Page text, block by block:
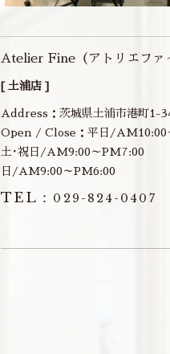
Atelier Fine（アトリエファ
[ 土浦店 ]
Address：茨城県土浦市港町1-
Open / Close：平日/AM10:00
土･祝日/AM9:00～PM7:00
日/AM9:00～PM6:00
TEL： 029-824-0407